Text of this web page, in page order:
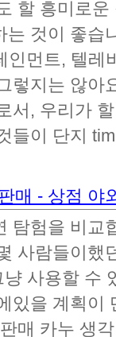
할 흥미로
것이 좋습
먼트, 텔레
렇지는 않아
서, 우리가
들이 단지
매 - 상점 야
탐험을 비교
사람들이했
사용할 수
있을 계획이
매 카누 생